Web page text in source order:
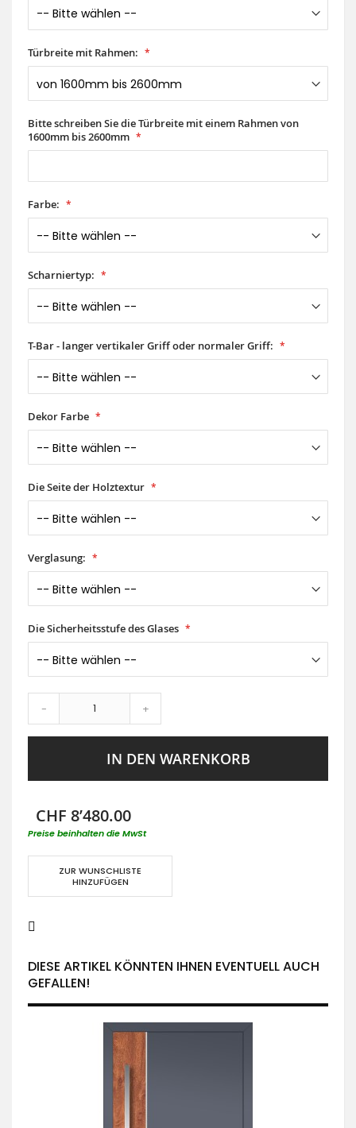
Türbreite mit Rahmen:
Bitte schreiben Sie die Türbreite mit einem Rahmen von
1600mm bis 2600mm
Farbe:
Scharniertyp:
T-Bar - langer vertikaler Griff oder normaler Griff:
Dekor Farbe
Die Seite der Holztextur
Verglasung:
Die Sicherheitsstufe des Glases
- +
IN DEN WARENKORB
CHF 8’480.00
Preise beinhalten die MwSt
ZUR WUNSCHLISTE
HINZUFÜGEN
DIESE ARTIKEL KÖNNTEN IHNEN EVENTUELL AUCH
GEFALLEN!